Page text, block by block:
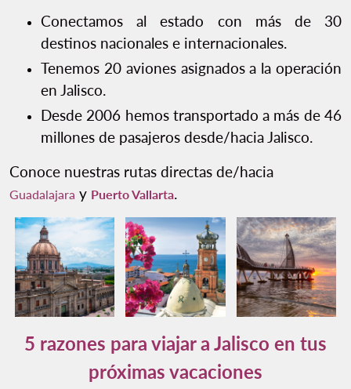
Conectamos al estado con más de 30
destinos nacionales e internacionales.
Tenemos 20 aviones asignados a la operación
en Jalisco.
Desde 2006 hemos transportado a más de 46
millones de pasajeros desde/hacia Jalisco.
Conoce nuestras rutas directas de/hacia
Guadalajara y Puerto Vallarta.
5 razones para viajar a Jalisco en tus
próximas vacaciones